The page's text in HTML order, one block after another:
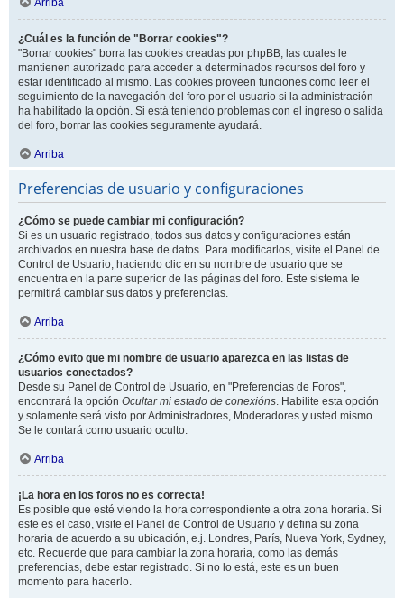
Arriba
¿Cuál es la función de "Borrar cookies"?
"Borrar cookies" borra las cookies creadas por phpBB, las cuales le
mantienen autorizado para acceder a determinados recursos del foro y
estar identificado al mismo. Las cookies proveen funciones como leer el
seguimiento de la navegación del foro por el usuario si la administración
ha habilitado la opción. Si está teniendo problemas con el ingreso o salida
del foro, borrar las cookies seguramente ayudará.
Arriba
Preferencias de usuario y configuraciones
¿Cómo se puede cambiar mi configuración?
Si es un usuario registrado, todos sus datos y configuraciones están
archivados en nuestra base de datos. Para modificarlos, visite el Panel de
Control de Usuario; haciendo clic en su nombre de usuario que se
encuentra en la parte superior de las páginas del foro. Este sistema le
permitirá cambiar sus datos y preferencias.
Arriba
¿Cómo evito que mi nombre de usuario aparezca en las listas de
usuarios conectados?
Desde su Panel de Control de Usuario, en "Preferencias de Foros",
encontrará la opción Ocultar mi estado de conexións. Habilite esta opción
y solamente será visto por Administradores, Moderadores y usted mismo.
Se le contará como usuario oculto.
Arriba
¡La hora en los foros no es correcta!
Es posible que esté viendo la hora correspondiente a otra zona horaria. Si
este es el caso, visite el Panel de Control de Usuario y defina su zona
horaria de acuerdo a su ubicación, e.j. Londres, París, Nueva York, Sydney,
etc. Recuerde que para cambiar la zona horaria, como las demás
preferencias, debe estar registrado. Si no lo está, este es un buen
momento para hacerlo.